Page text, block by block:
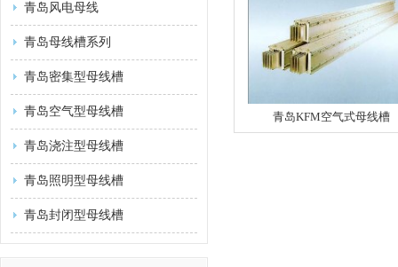
青岛风电母线
青岛母线槽系列
青岛密集型母线槽
青岛空气型母线槽
青岛浇注型母线槽
青岛照明型母线槽
青岛封闭型母线槽
青岛KFM空气式母线槽